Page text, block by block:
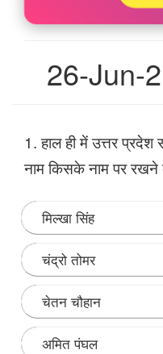
26-Jun-
1. हाल ही में उत्तर
नाम किसके नाम पर रखने
मिल्खा सिंह
चंद्रो तोमर
चेतन चौहान
अमित पंघल